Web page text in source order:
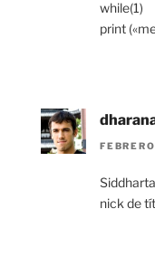
while(1)
print
nick de